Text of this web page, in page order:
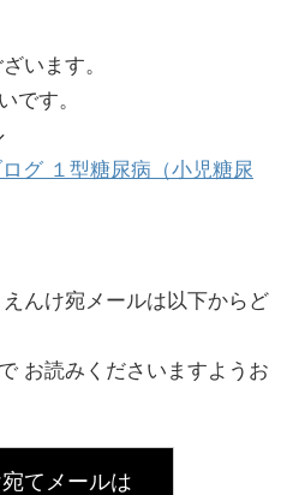
います。
です。
んけ宛メールは以下からど
お読みくださいますようお
てメールは